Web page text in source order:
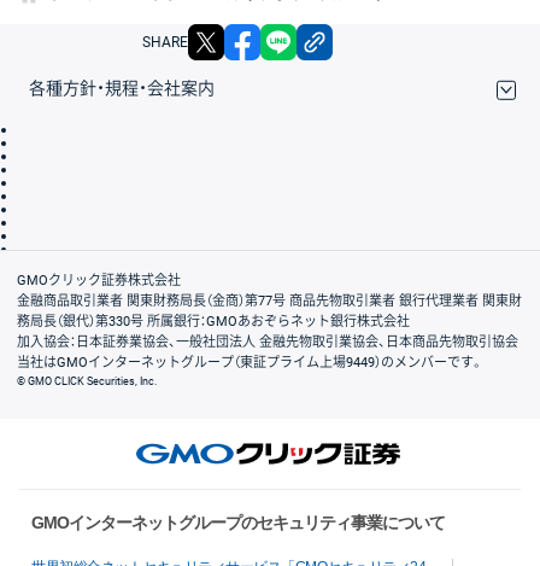
SHARE X facebook
各種方針・規程・会社案内
会社案内
GMOクリック証券株式会社
金融商品取引業者 関東財務局長（金商）第77号 商品先物取引業者 銀行代理業者 関東財
務局長（銀代）第330号 所属銀行：GMOあおぞらネット銀行株式会社
加入協会：日本証券業協会、一般社団法人 金融先物取引業協会、日本商品先物取引協会
当社はGMOインターネットグループ（東証プライム上場9449）のメンバーです。
© GMO CLICK Securities, Inc.
GMOインターネットグループのセキュリティ事業について